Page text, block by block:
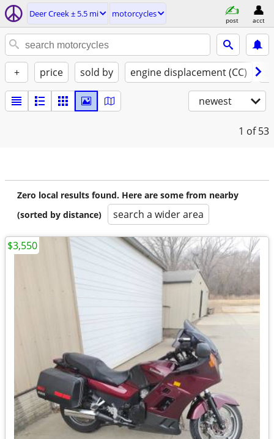
Deer Creek ± 5.5 mi motorcycles
post acct
+ price sold by engine displacement (CC)
newest
1 of 53
Zero local results found. Here are some from nearby
(sorted by distance)
search a wider area
$3,550